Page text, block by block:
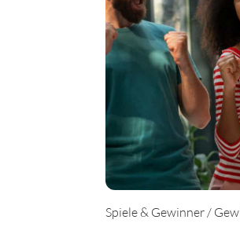
Spiele & Gewinner /